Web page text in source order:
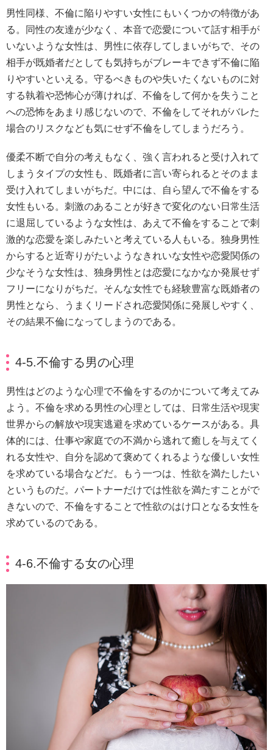
男性同様、不倫に陥りやすい女性にもいくつかの特徴があ
る。同性の友達が少なく、本音で恋愛について話す相手が
いないような女性は、男性に依存してしまいがちで、その
相手が既婚者だとしても気持ちがブレーキできず不倫に陥
りやすいといえる。守るべきものや失いたくないものに対
する執着や恐怖心が薄ければ、不倫をして何かを失うこと
への恐怖をあまり感じないので、不倫をしてそれがバレた
場合のリスクなども気にせず不倫をしてしまうだろう。
優柔不断で自分の考えもなく、強く言われると受け入れて
しまうタイプの女性も、既婚者に言い寄られるとそのまま
受け入れてしまいがちだ。中には、自ら望んで不倫をする
女性もいる。刺激のあることが好きで変化のない日常生活
に退屈しているような女性は、あえて不倫をすることで刺
激的な恋愛を楽しみたいと考えている人もいる。独身男性
からすると近寄りがたいようなきれいな女性や恋愛関係の
少なそうな女性は、独身男性とは恋愛になかなか発展せず
フリーになりがちだ。そんな女性でも経験豊富な既婚者の
男性となら、うまくリードされ恋愛関係に発展しやすく、
その結果不倫になってしまうのである。
4-5.不倫する男の心理
男性はどのような心理で不倫をするのかについて考えてみ
よう。不倫を求める男性の心理としては、日常生活や現実
世界からの解放や現実逃避を求めているケースがある。具
体的には、仕事や家庭での不満から逃れて癒しを与えてく
れる女性や、自分を認めて褒めてくれるような優しい女性
を求めている場合などだ。もう一つは、性欲を満たしたい
というものだ。パートナーだけでは性欲を満たすことがで
きないので、不倫をすることで性欲のはけ口となる女性を
求めているのである。
4-6.不倫する女の心理